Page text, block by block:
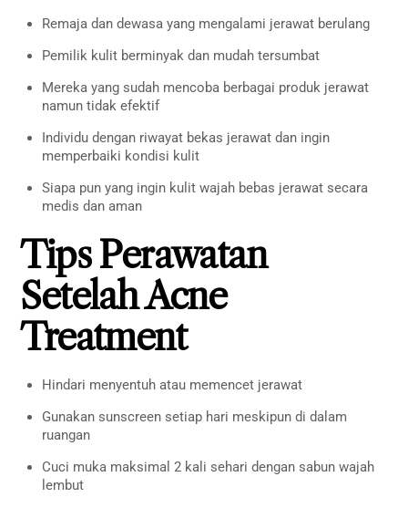
Remaja dan dewasa yang mengalami jerawat berulang
Pemilik kulit berminyak dan mudah tersumbat
Mereka yang sudah mencoba berbagai produk jerawat
namun tidak efektif
Individu dengan riwayat bekas jerawat dan ingin
memperbaiki kondisi kulit
Siapa pun yang ingin kulit wajah bebas jerawat secara
medis dan aman
Tips Perawatan
Setelah Acne
Treatment
Hindari menyentuh atau memencet jerawat
Gunakan sunscreen setiap hari meskipun di dalam
ruangan
Cuci muka maksimal 2 kali sehari dengan sabun wajah
lembut